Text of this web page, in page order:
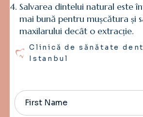
Salvarea dintelui natural este
mai bună pentru mușcătura și
maxilarului decât o extracție.
Clinică de sănătate
Istanbul